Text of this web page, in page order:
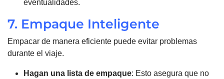
eventualidades.
7. Empaque Inteligente
Empacar de manera eficiente puede evitar problemas
durante el viaje.
Hagan una lista de empaque: Esto asegura que no